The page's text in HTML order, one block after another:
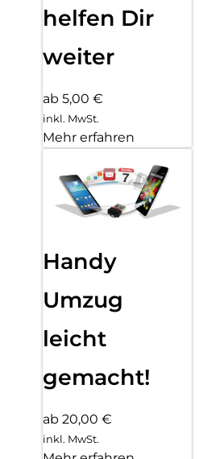
helfen Dir
weiter
ab 5,00 €
inkl. MwSt.
Mehr erfahren
Handy
Umzug
leicht
gemacht!
ab 20,00 €
inkl. MwSt.